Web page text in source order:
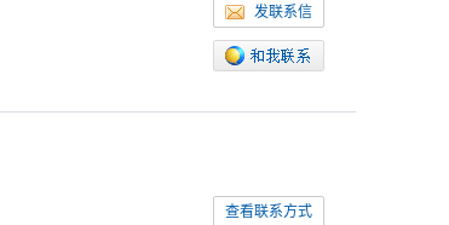
发联系信
查看联系方式